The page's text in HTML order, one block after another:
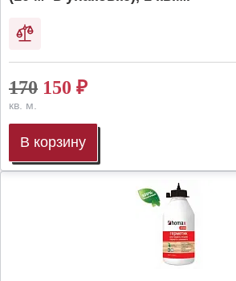
170 150 ₽
кв. м.
В корзину